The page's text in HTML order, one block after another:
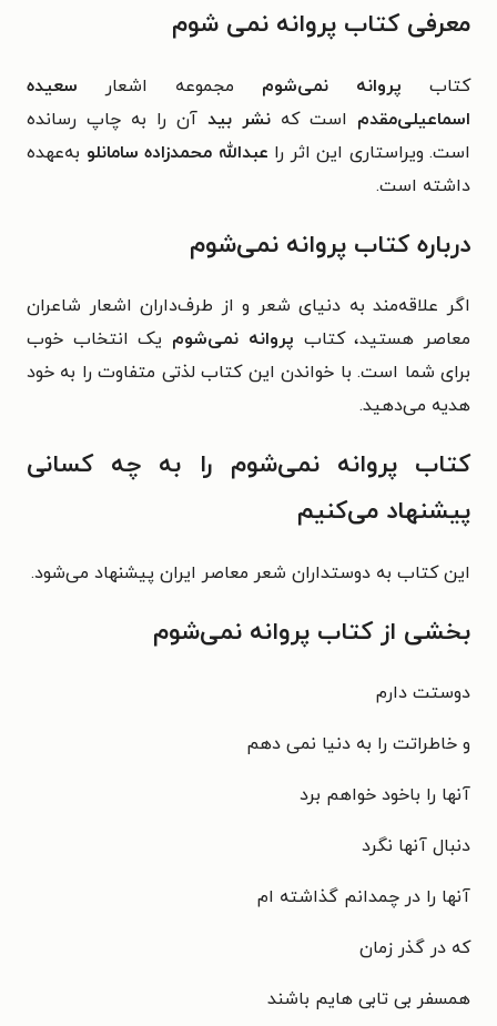
معرفی کتاب پروانه نمی شوم
کتاب پروانه نمی‌شوم مجموعه اشعار سعیده
اسماعیلی‌مقدم است که نشر بید آن را به چاپ رسانده
است. ویراستاری این اثر را عبدالله محمدزاده سامانلو به‌عهده
داشته است.
درباره کتاب پروانه نمی‌شوم
اگر علاقه‌مند به دنیای شعر و از طرف‌داران اشعار شاعران
معاصر هستید، کتاب پروانه نمی‌شوم یک انتخاب خوب
برای شما است. با خواندن این کتاب لذتی متفاوت را به خود
هدیه می‌دهید.
کتاب پروانه نمی‌شوم را به چه کسانی
پیشنهاد می‌کنیم
این کتاب به دوستداران شعر معاصر ایران پیشنهاد می‌شود.
بخشی از کتاب پروانه نمی‌شوم
دوستت دارم
و خاطراتت را به دنیا نمی دهم‌
آنها را باخود خواهم برد
دنبال آنها نگرد
آنها را در چمدانم‌ گذاشته ام‌
که در گذر زمان
همسفر بی تابی هایم باشند